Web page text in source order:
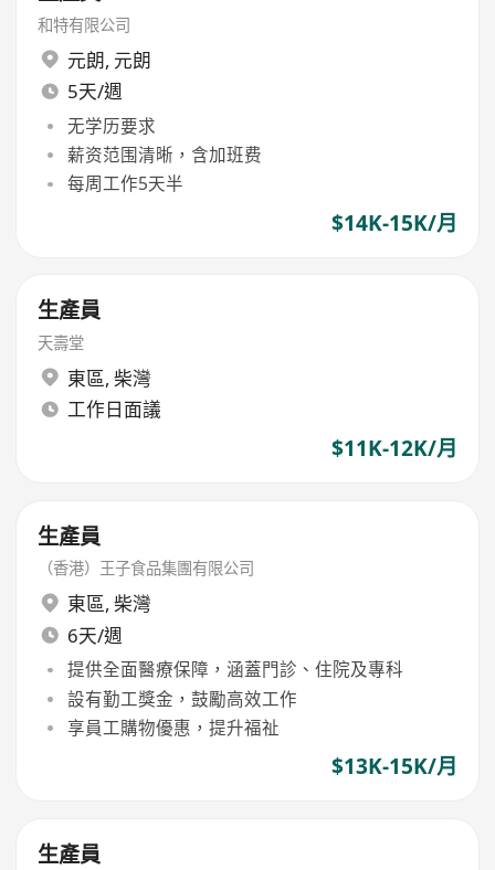
和特有限公司
元朗, 元朗
5天/週
无学历要求
薪资范围清晰，含加班费
每周工作5天半
$14K-15K/月
生產員
天壽堂
東區, 柴灣
工作日面議
$11K-12K/月
生產員
（香港）王子食品集團有限公司
東區, 柴灣
6天/週
提供全面醫療保障，涵蓋門診、住院及專科
設有勤工獎金，鼓勵高效工作
享員工購物優惠，提升福祉
$13K-15K/月
生產員